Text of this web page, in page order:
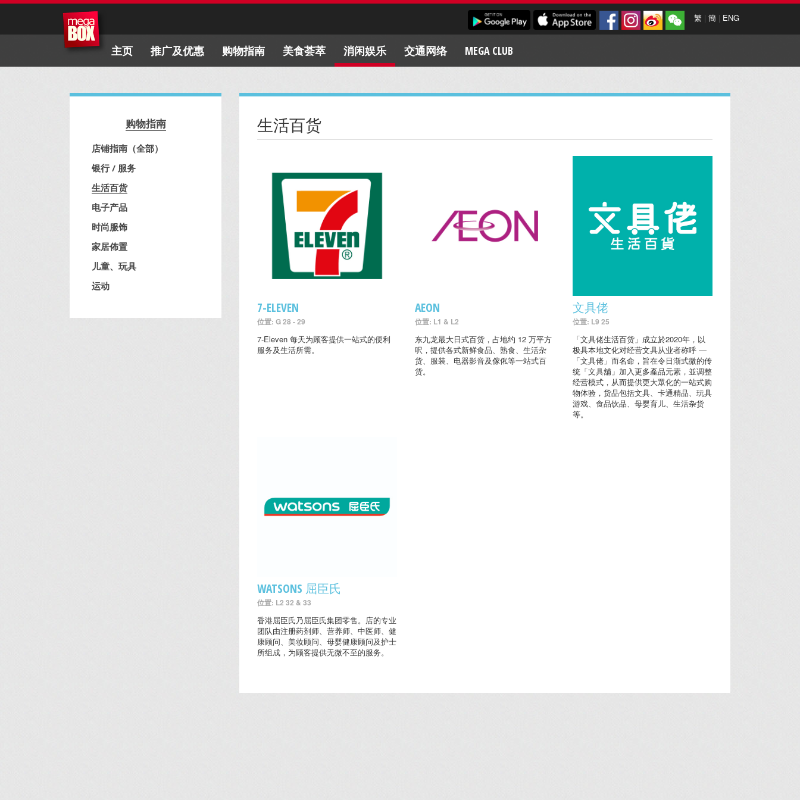
繁 | 簡 | ENG
主页 推广及优惠 购物指南 美食荟萃 消闲娱乐 交通网络 MEGA CLUB
购物指南
店铺指南（全部）
银行 / 服务
生活百货
电子产品
时尚服饰
家居佈置
儿童、玩具
运动
生活百货
7-ELEVEN
位置: G 28 - 29
7-Eleven 每天为顾客提供一站式的便利
服务及生活所需。
AEON
位置: L1 & L2
东九龙最大日式百货，占地约 12 万平方
呎，提供各式新鲜食品、熟食、生活杂
货、服装、电器影音及傢俬等一站式百
货。
文具佬
位置: L9 25
「文具佬生活百货」成立於2020年，以
极具本地文化对经营文具从业者称呼 —
「文具佬」而名命，旨在令日渐式微的传
统「文具舖」加入更多產品元素，並调整
经营模式，从而提供更大眾化的一站式购
物体验，货品包括文具、卡通精品、玩具
游戏、食品饮品、母婴育儿、生活杂货
等。
WATSONS 屈臣氏
位置: L2 32 & 33
香港屈臣氏乃屈臣氏集团零售。店的专业
团队由注册药剂师、营养师、中医师、健
康顾问、美妆顾问、母婴健康顾问及护士
所组成，为顾客提供无微不至的服务。